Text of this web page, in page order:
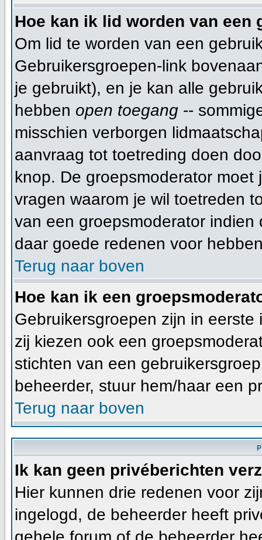
Hoe kan ik lid worden van een
Om lid te worden van een
Gebruikersgroepen-link
je gebruikt), en je kan alle
hebben open toegang --
misschien verborgen
aanvraag tot toetreding doen
knop. De groepsmoderator
vragen waarom je wil toetreden
van een groepsmoderator
daar goede redenen voor
Terug naar boven
Hoe kan ik een
Gebruikersgroepen zijn in
zij kiezen ook een
stichten van een
beheerder, stuur hem/haar een
Terug naar boven
Ik kan geen privéberichten
Hier kunnen drie redenen voor
ingelogd, de beheerder heeft